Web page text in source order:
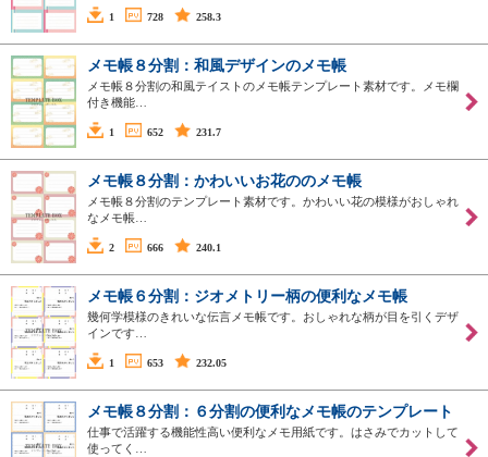
1 728 258.3
メモ帳８分割：和風デザインのメモ帳
メモ帳８分割の和風テイストのメモ帳テンプレート素材です。メモ欄
付き機能…
1 652 231.7
メモ帳８分割：かわいいお花ののメモ帳
メモ帳８分割のテンプレート素材です。かわいい花の模様がおしゃれ
なメモ帳…
2 666 240.1
メモ帳６分割：ジオメトリー柄の便利なメモ帳
幾何学模様のきれいな伝言メモ帳です。おしゃれな柄が目を引くデザ
インです…
1 653 232.05
メモ帳８分割：６分割の便利なメモ帳のテンプレート
仕事で活躍する機能性高い便利なメモ用紙です。はさみでカットして
使ってく…